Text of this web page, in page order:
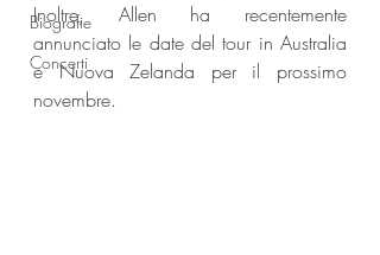
Biografie
Concerti
Inoltre, Allen ha recentemente
annunciato le date del tour in Australia
e Nuova Zelanda per il prossimo
novembre.